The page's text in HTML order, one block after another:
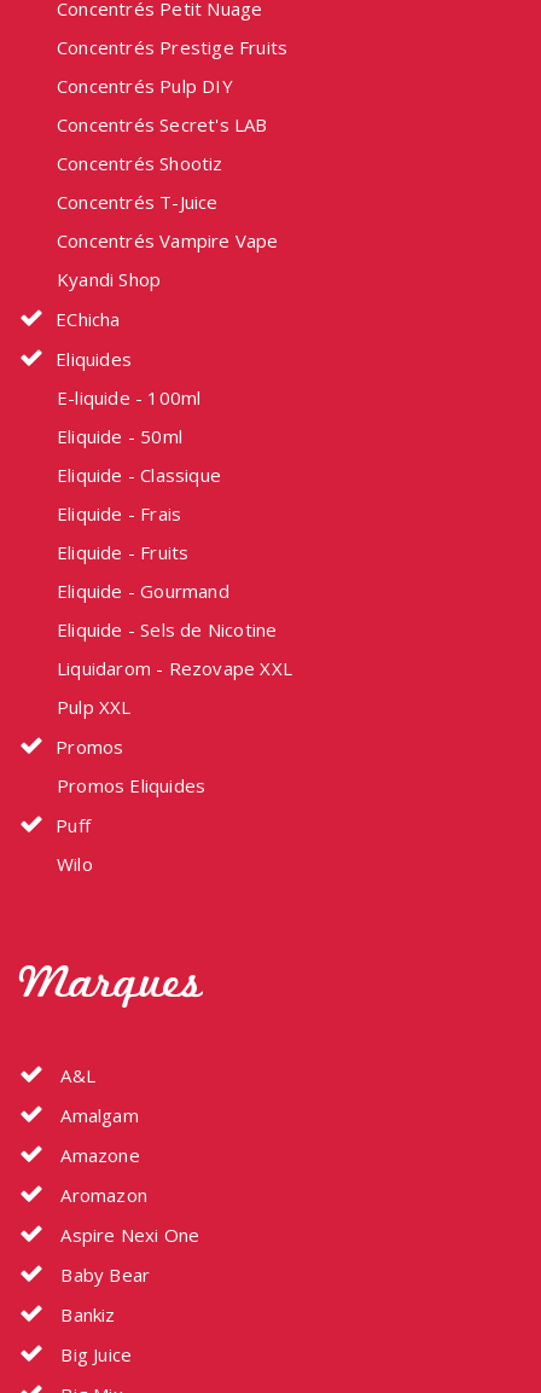
Concentrés Petit Nuage
Concentrés Prestige Fruits
Concentrés Pulp DIY
Concentrés Secret's LAB
Concentrés Shootiz
Concentrés T-Juice
Concentrés Vampire Vape
Kyandi Shop
EChicha
Eliquides
E-liquide - 100ml
Eliquide - 50ml
Eliquide - Classique
Eliquide - Frais
Eliquide - Fruits
Eliquide - Gourmand
Eliquide - Sels de Nicotine
Liquidarom - Rezovape XXL
Pulp XXL
Promos
Promos Eliquides
Puff
Wilo
Marques
A&L
Amalgam
Amazone
Aromazon
Aspire Nexi One
Baby Bear
Bankiz
Big Juice